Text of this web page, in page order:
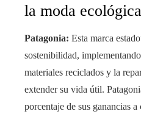
la moda ecológica
Patagonia: Esta marca
sostenibilidad,
materiales reciclados y la
extender su vida útil.
porcentaje de sus ganancias